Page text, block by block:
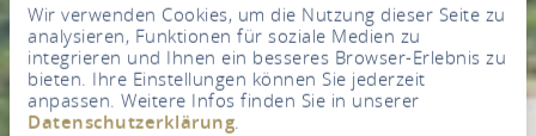
Wir verwenden Cookies, um die Nutzung dieser Seite zu
analysieren, Funktionen für soziale Medien zu
integrieren und Ihnen ein besseres Browser-Erlebnis zu
bieten. Ihre Einstellungen können Sie jederzeit
anpassen. Weitere Infos finden Sie in unserer
Datenschutzerklärung.